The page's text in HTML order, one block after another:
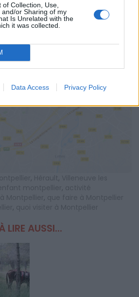
Collection, Use,
and/or Sharing of my
Is Unrelated with the
it was collected.
Data Access Privacy Policy
LA CARTE
, ,
,
,
,
LIRE AUSSI...